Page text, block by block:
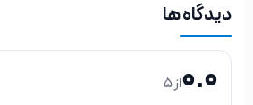
دیدگاه ها
0.0از 5